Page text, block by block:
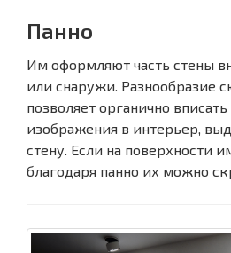
Панно
Им оформляют часть стены
или снаружи. Разнообразие
позволяет органично
изображения в интерьер,
стену. Если на поверхности
благодаря панно их можно